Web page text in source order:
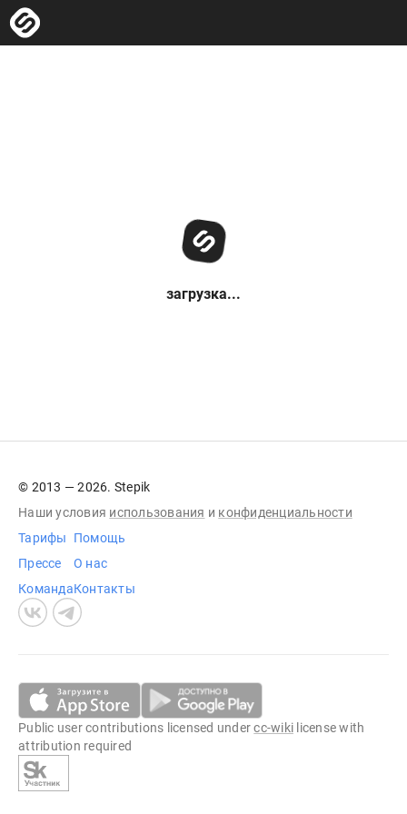
загрузка...
© 2013 — 2026. Stepik
Наши условия использования и конфиденциальности
Тарифы
Прессе
Команда
Помощь
О нас
Контакты
Public user contributions licensed undercc-wiki license with
attribution required